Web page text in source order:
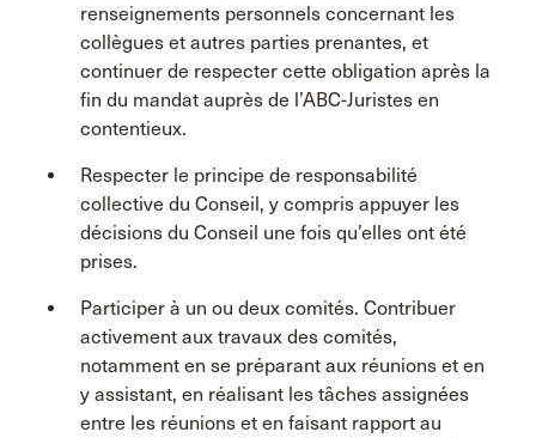
renseignements personnels concernant les
collègues et autres parties prenantes, et
continuer de respecter cette obligation après la
fin du mandat auprès de l’ABC-Juristes en
contentieux.
Respecter le principe de responsabilité
collective du Conseil, y compris appuyer les
décisions du Conseil une fois qu’elles ont été
prises.
Participer à un ou deux comités. Contribuer
activement aux travaux des comités,
notamment en se préparant aux réunions et en
y assistant, en réalisant les tâches assignées
entre les réunions et en faisant rapport au